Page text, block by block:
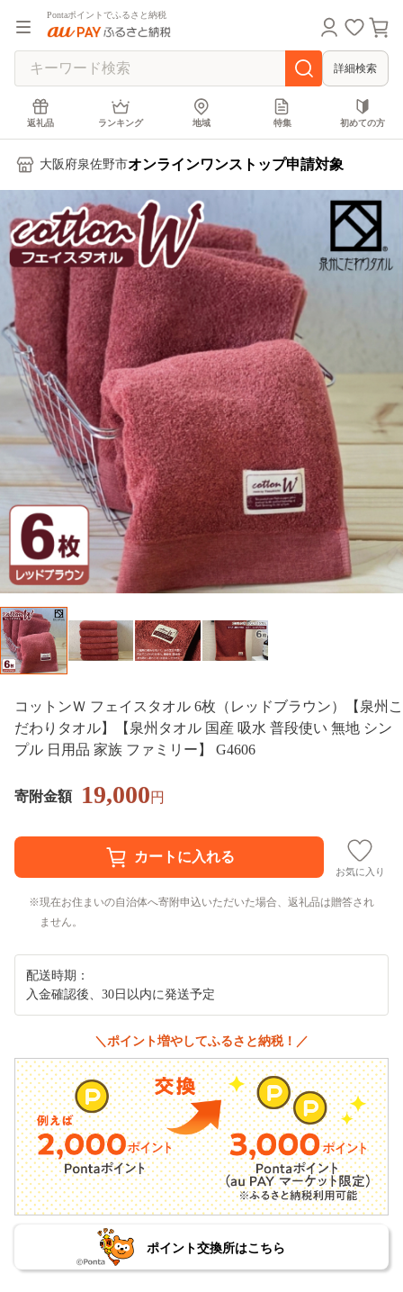
Pontaポイントでふるさと納税
詳細検索
返礼品 ランキング 地域 特集 初めての方
大阪府泉佐野市オンラインワンストップ申請対象
コットンＷ フェイスタオル 6枚（レッドブラウン）【泉州こ
だわりタオル】【泉州タオル 国産 吸水 普段使い 無地 シン
プル 日用品 家族 ファミリー】 G4606
寄附金額 19,000円
お気に入り
現在お住まいの自治体へ寄附申込いただいた場合、返礼品は贈答され
ません。
配送時期：
入金確認後、30日以内に発送予定
＼ポイント増やしてふるさと納税！／
ポイント交換所はこちら